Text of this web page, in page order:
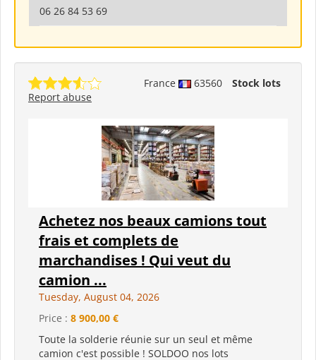
06 26 84 53 69
France 63560
Stock lots
Report abuse
Achetez nos beaux camions tout
frais et complets de
marchandises ! Qui veut du
camion ...
Tuesday, August 04, 2026
Price : 8 900,00 €
Toute la solderie réunie sur un seul et même
camion c'est possible ! SOLDOO nos lots